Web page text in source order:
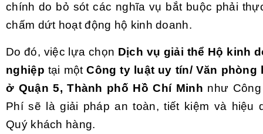
chính do bỏ sót các nghĩa vụ bắt buộc phải
chấm dứt hoạt động hộ kinh doanh.
Do đó, việc lựa chọn Dịch vụ giải thể Hộ kinh
nghiệp tại mộtCông ty luật uy tín/ Văn phòng
ở Quận 5, Thành phố Hồ Chí Minh như
Phí sẽ là giải pháp an toàn, tiết kiệm và hiệu
Quý khách hàng.